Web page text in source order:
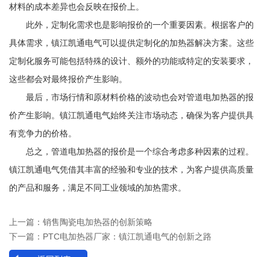
材料的成本差异也会反映在报价上。
此外，定制化需求也是影响报价的一个重要因素。根据客户的
具体需求，镇江凯通电气可以提供定制化的加热器解决方案。这些
定制化服务可能包括特殊的设计、额外的功能或特定的安装要求，
这些都会对最终报价产生影响。
最后，市场行情和原材料价格的波动也会对管道电加热器的报
价产生影响。镇江凯通电气始终关注市场动态，确保为客户提供具
有竞争力的价格。
总之，管道电加热器的报价是一个综合考虑多种因素的过程。
镇江凯通电气凭借其丰富的经验和专业的技术，为客户提供高质量
的产品和服务，满足不同工业领域的加热需求。
上一篇： 销售陶瓷电加热器的创新策略
下一篇： PTC电加热器厂家：镇江凯通电气的创新之路